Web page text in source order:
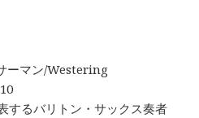
ーマン/Westering
するバリトン・サックス奏者